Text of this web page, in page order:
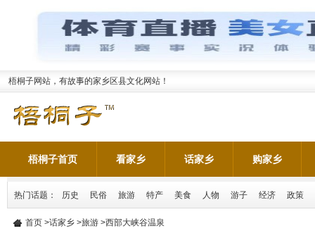
梧桐子网站，有故事的家乡区县文化网站！
梧桐子首页 看家乡 话家乡 购家乡
热门话题： 历史 民俗 旅游 特产 美食 人物 游子 经济 政策
首页 >话家乡 >旅游 >西部大峡谷温泉